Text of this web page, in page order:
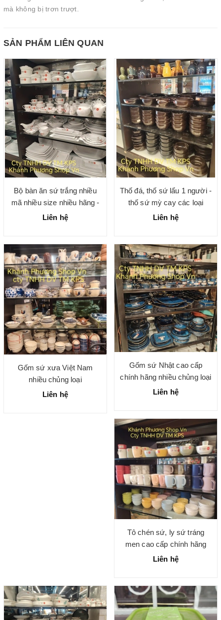
mà không bị trơn trượt.
SẢN PHẨM LIÊN QUAN
Bộ bàn ăn sứ trắng nhiều
mã nhiều size nhiều hãng -
gốm sứ chính hãng cao cấp
Liên hệ
Thố đá, thố sứ lẩu 1 người -
thố sứ mỳ cay các loại
Liên hệ
Gốm sứ xưa Việt Nam
nhiều chủng loại
Liên hệ
Gốm sứ Nhật cao cấp
chính hãng nhiều chủng loại
Liên hệ
Tô chén sứ, ly sứ tráng
men cao cấp chính hãng
Liên hệ